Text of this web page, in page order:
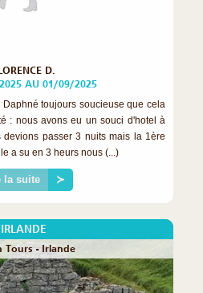
D.
AU 01/09/2025
toujours soucieuse que cela
: nous avons eu un souci d'hotel à
passer 3 nuits mais la 1ère
a su en 3 heurs nous (...)
la suite ≻
IRLANDE
Tours - Irlande